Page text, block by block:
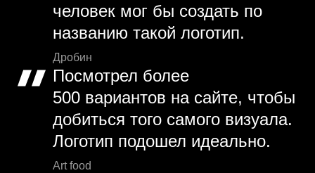
человек мог бы создать по
названию такой логотип.
Дробин
Посмотрел более
500 вариантов на сайте, чтобы
добиться того самого визуала.
Логотип подошел идеально.
Art food